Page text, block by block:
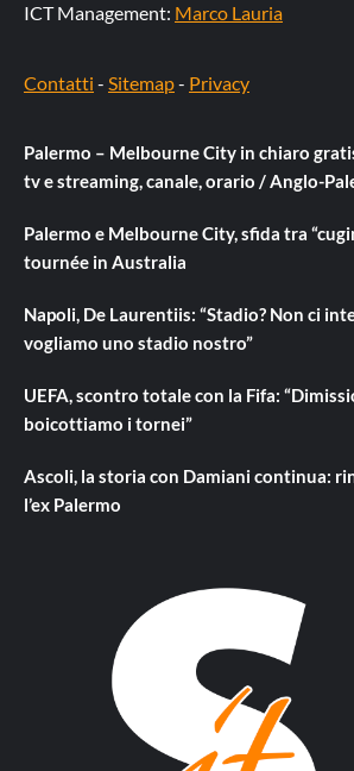
ICT Management: Marco Lauria
Contatti - Sitemap- Privacy
Palermo – Melbourne City in chiaro
tv e streaming, canale, orario / Anglo-
Palermo e Melbourne City, sfida tra
tournée in Australia
Napoli, De Laurentiis: “Stadio? Non ci
vogliamo uno stadio nostro”
UEFA, scontro totale con la Fifa:
boicottiamo i tornei”
Ascoli, la storia con Damiani continua:
l’ex Palermo